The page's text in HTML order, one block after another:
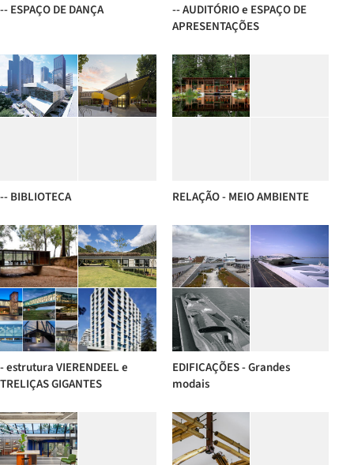
-- ESPAÇO DE DANÇA
-- AUDITÓRIO e ESPAÇO DE
APRESENTAÇÕES
-- BIBLIOTECA RELAÇÃO - MEIO AMBIENTE
- estrutura VIERENDEEL e
TRELIÇAS GIGANTES
EDIFICAÇÕES - Grandes
modais